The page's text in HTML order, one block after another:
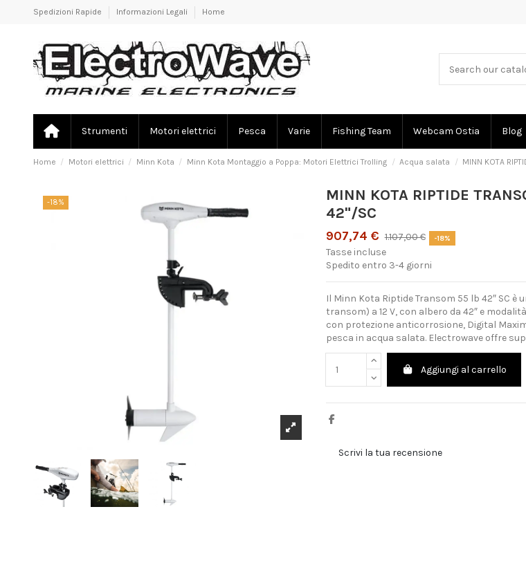
Spedizioni Rapide Informazioni Legali Home
Strumenti Motori elettrici Pesca Varie Fishing Team Webcam Ostia Blog
Home Motori elettrici Minn Kota Minn Kota Montaggio a Poppa: Motori Elettrici Trolling Acqua salata MINN KOTA
-18%
MINN KOTA RIPTIDE
42"/SC
907,74 € 1.107,00 € -18%
Tasse incluse
Spedito entro 3-4 giorni
Il Minn Kota Riptide Transom 55 lb 42″ SC
transom) a 12 V, con albero da 42″ e
con protezione anticorrosione, Digital
pesca in acqua salata. Electrowave offre
Aggiungi al carrello
Scrivi la tua recensione